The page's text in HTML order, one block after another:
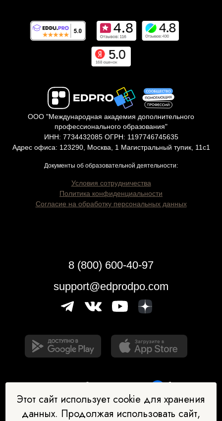
ООО "Международная академия дополнительного
профессионального образования"
ИНН: 7734432085 ОГРН: 1197746745635
Адрес офиса: 123290, Москва, 1 Магистральный тупик, 11с1
Документы об образовательной деятельности:
Условия сотрудничества
Политика конфиденциальности
Согласие на обработку персональных данных
8 (800) 600-40-97
support@edprodpo.com
Этот сайт использует cookie для хранения
данных. Продолжая использовать сайт,